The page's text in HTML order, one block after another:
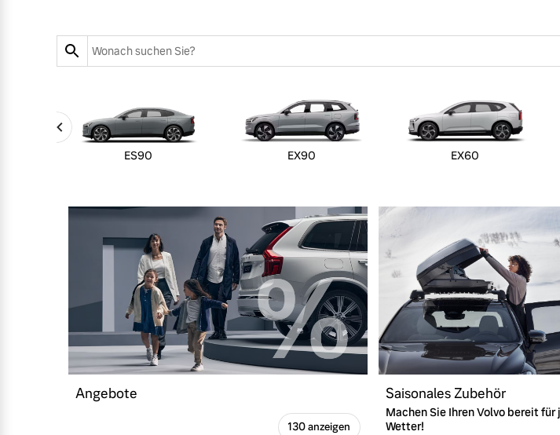
Zubehörkatalog
Service by Volvo
ES90 EX90 EX60
Angebote
130 anzeigen
Saisonales Zubehör
Machen Sie Ihren Volvo bereit für
Wetter!